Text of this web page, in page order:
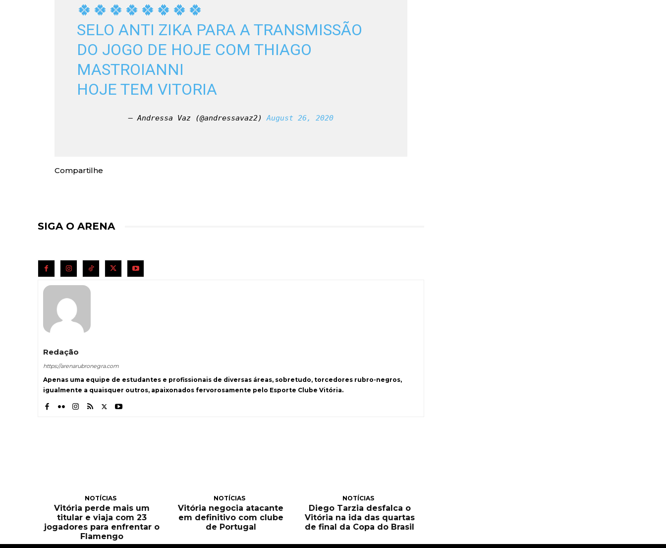
🍀🍀🍀🍀🍀🍀🍀🍀
SELO ANTI ZIKA PARA A TRANSMISSÃO
DO JOGO DE HOJE COM THIAGO
MASTROIANNI
HOJE TEM VITORIA
— Andressa Vaz (@andressavaz2) August 26, 2020
Compartilhe
SIGA O ARENA
Redação
https://arenarubronegra.com
Apenas uma equipe de estudantes e profissionais de diversas áreas, sobretudo, torcedores rubro-negros,
igualmente a quaisquer outros, apaixonados fervorosamente pelo Esporte Clube Vitória.
NOTÍCIAS
Vitória perde mais um
titular e viaja com 23
jogadores para enfrentar o
Flamengo
NOTÍCIAS
Vitória negocia atacante
em definitivo com clube
de Portugal
NOTÍCIAS
Diego Tarzia desfalca o
Vitória na ida das quartas
de final da Copa do Brasil